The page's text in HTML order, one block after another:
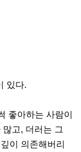
있다.
좋아하는 사람이
고, 더러는 그
이 의존해버리